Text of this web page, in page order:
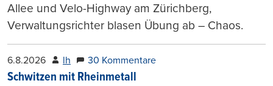
Allee und Velo-Highway am Zürichberg,
Verwaltungsrichter blasen Übung ab – Chaos.
6.8.2026 lh 30 Kommentare
Schwitzen mit Rheinmetall